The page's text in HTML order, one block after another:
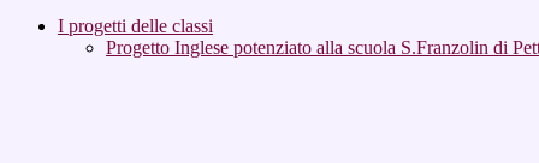
I progetti delle classi
Progetto Inglese potenziato alla scuola S.Franzolin di